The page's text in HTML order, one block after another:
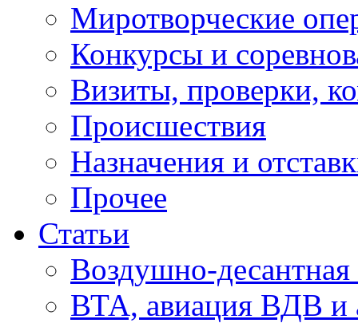
Миротворческие
Конкурсы и
Визиты, проверки,
Происшествия
Назначения и
Прочее
Статьи
Воздушно-десантная
ВТА, авиация ВДВ и